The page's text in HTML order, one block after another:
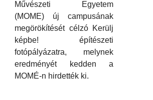
Művészeti Egyetem
(MOME) új campusának
megörökítését célzó Kerülj
képbe! építészeti
fotópályázatra, melynek
eredményét kedden a
MOMÉ-n hirdették ki.